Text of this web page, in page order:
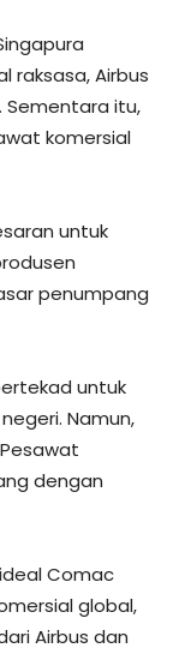
raksasa, Airbus
Sementara itu,
komersial
untuk
penumpang
untuk
Namun,
dengan
Comac
global,
Airbus dan